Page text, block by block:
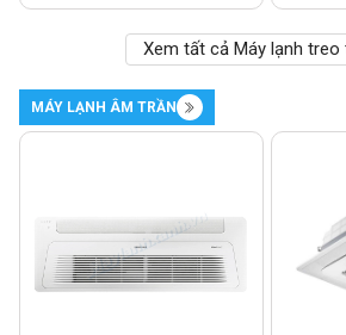
Xem tất cả Máy lạnh treo
MÁY LẠNH ÂM TRẦN